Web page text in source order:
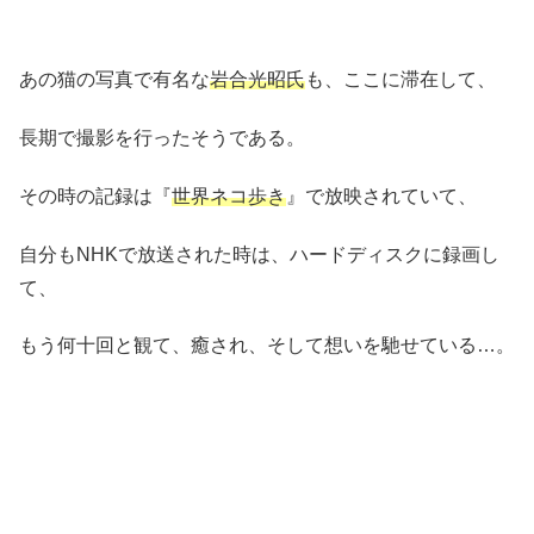
あの猫の写真で有名な岩合光昭氏も、ここに滞在して、
長期で撮影を行ったそうである。
その時の記録は『世界ネコ歩き 』で放映されていて、
自分もNHKで放送された時は、ハードディスクに録画し
て、
もう何十回と観て、癒され、そして想いを馳せている…。